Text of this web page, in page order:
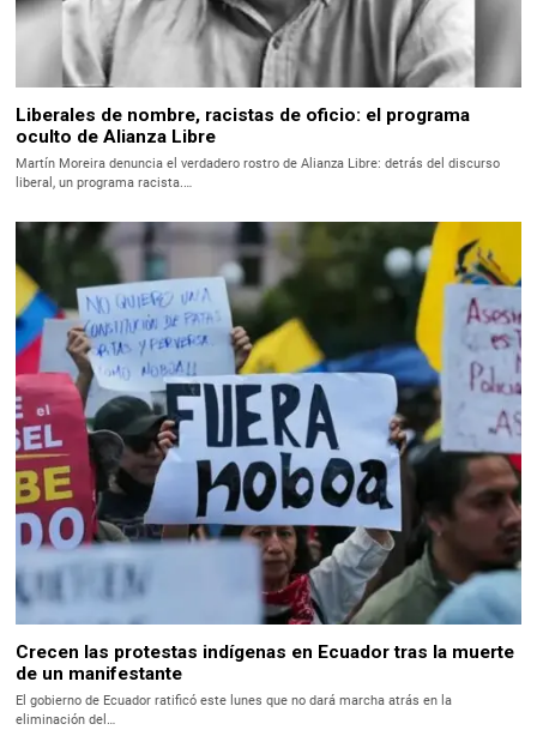
Liberales de nombre, racistas de oficio: el programa
oculto de Alianza Libre
Martín Moreira denuncia el verdadero rostro de Alianza Libre: detrás del discurso
liberal, un programa racista.…
Crecen las protestas indígenas en Ecuador tras la muerte
de un manifestante
El gobierno de Ecuador ratificó este lunes que no dará marcha atrás en la
eliminación del…